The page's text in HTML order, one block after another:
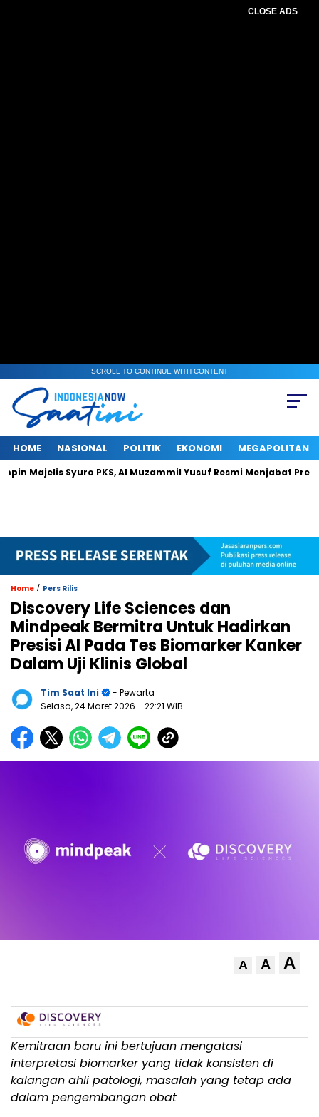
CLOSE ADS
SCROLL TO CONTINUE WITH CONTENT
HOME NASIONAL POLITIK EKONOMI MEGAPOLITAN
Syuro PKS, Al Muzammil Yusuf Resmi Menjabat Presiden
Home / Pers Rilis
Discovery Life Sciences dan
Mindpeak Bermitra Untuk Hadirkan
Presisi AI Pada Tes Biomarker Kanker
Dalam Uji Klinis Global
Tim Saat Ini
- Pewarta
Selasa, 24 Maret 2026 - 22:21 WIB
A A A
Kemitraan baru ini bertujuan mengatasi
interpretasi biomarker yang tidak konsisten di
kalangan ahli patologi, masalah yang tetap ada
dalam pengembangan obat